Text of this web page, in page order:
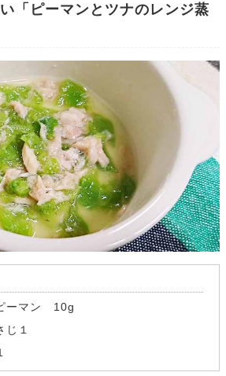
「ピーマンとツナのレンジ蒸
ーマン 10g
１